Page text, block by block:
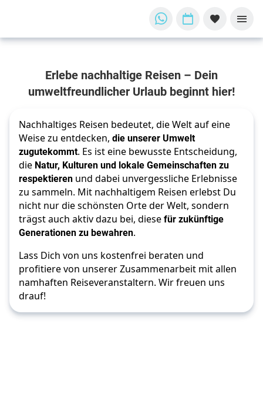
die Welt
mit
Nachhaltiges
Reisen
Erlebe nachhaltige Reisen – Dein
umweltfreundlicher Urlaub beginnt hier!
Nachhaltiges Reisen bedeutet, die Welt auf eine
Weise zu entdecken, die unserer Umwelt
zugutekommt. Es ist eine bewusste Entscheidung,
die Natur, Kulturen und lokale Gemeinschaften zu
respektieren und dabei unvergessliche Erlebnisse
zu sammeln. Mit nachhaltigem Reisen erlebst Du
nicht nur die schönsten Orte der Welt, sondern
trägst auch aktiv dazu bei, diesefür zukünftige
Generationen zu bewahren.
Lass Dich von uns kostenfrei beraten und
profitiere von unserer Zusammenarbeit mit allen
namhaften Reiseveranstaltern. Wir freuen uns
drauf!